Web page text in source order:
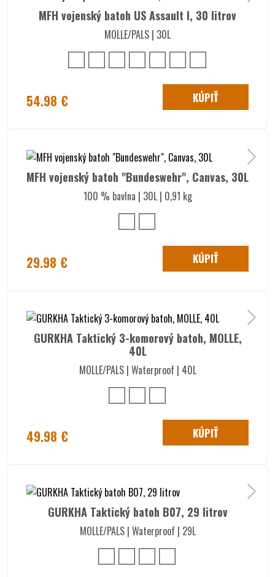
MFH vojenský batoh US Assault I, 30 litrov
MOLLE/PALS | 30L
54.98 € KÚPIŤ
MFH vojenský batoh "Bundeswehr", Canvas, 30L
100 % bavlna | 30L | 0,91 kg
29.98 € KÚPIŤ
GURKHA Taktický 3-komorový batoh, MOLLE,
40L
MOLLE/PALS | Waterproof | 40L
49.98 € KÚPIŤ
GURKHA Taktický batoh B07, 29 litrov
MOLLE/PALS | Waterproof | 29L